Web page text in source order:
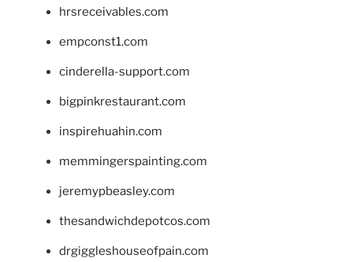
hrsreceivables.com
empconst1.com
cinderella-support.com
bigpinkrestaurant.com
inspirehuahin.com
memmingerspainting.com
jeremypbeasley.com
thesandwichdepotcos.com
drgiggleshouseofpain.com